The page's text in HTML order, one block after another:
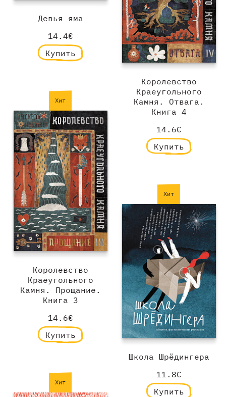
Девья яма
14.4€
Купить
Королевство
Краеугольного
Камня. Отвага.
Книга 4
14.6€
Купить
Хит
Королевство
Краеугольного
Камня. Прощание.
Книга 3
14.6€
Купить
Хит
Школа Шрёдингера
11.8€
Купить
Хит